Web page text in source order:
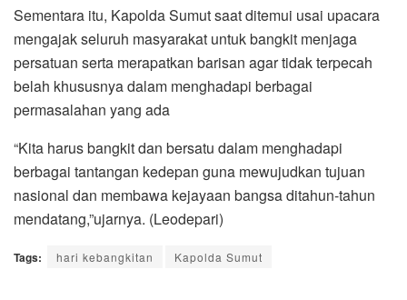
Sementara itu, Kapolda Sumut saat ditemui usai upacara
mengajak seluruh masyarakat untuk bangkit menjaga
persatuan serta merapatkan barisan agar tidak terpecah
belah khususnya dalam menghadapi berbagai
permasalahan yang ada
“Kita harus bangkit dan bersatu dalam menghadapi
berbagai tantangan kedepan guna mewujudkan tujuan
nasional dan membawa kejayaan bangsa ditahun-tahun
mendatang,”ujarnya. (Leodepari)
Tags: hari kebangkitan Kapolda Sumut